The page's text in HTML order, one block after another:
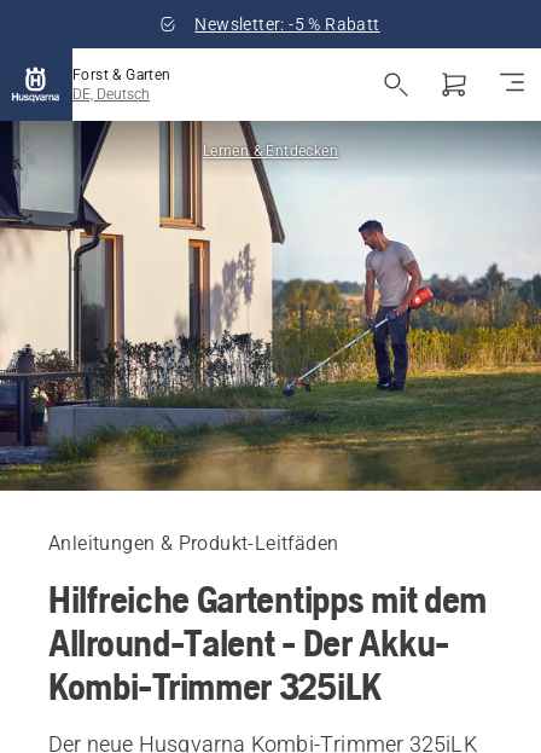
Newsletter: -5 % Rabatt
Forst & Garten
DE, Deutsch
Lernen & Entdecken
Anleitungen & Produkt-Leitfäden
Hilfreiche Gartentipps mit dem
Allround-Talent - Der Akku-
Kombi-Trimmer 325iLK
Der neue Husqvarna Kombi-Trimmer 325iLK